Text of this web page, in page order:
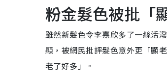
粉金髮色被批「
雖然新髮色令李嘉欣多了一絲活
顯，被網民批評髮色意外更「顯
老了好多」。